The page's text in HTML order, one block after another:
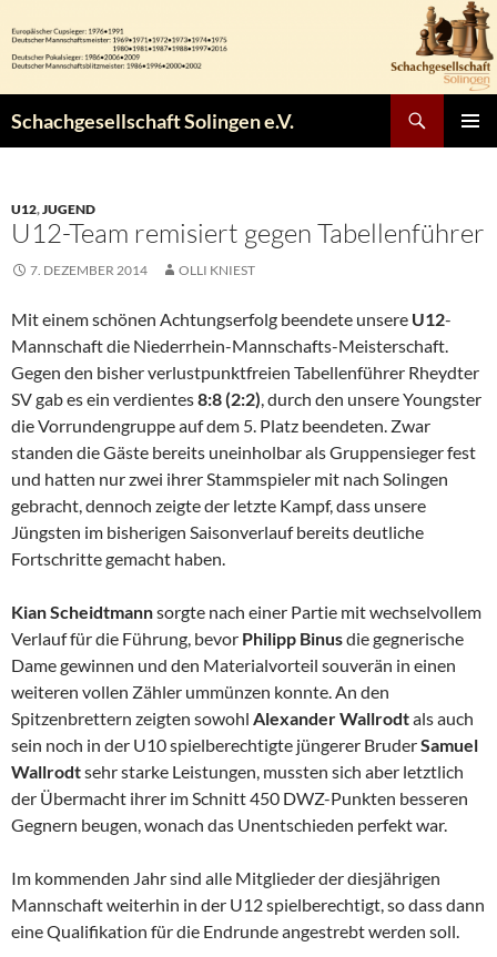
Inhalt
springen
Schachgesellschaft Solingen e.V.
U12,JUGEND
U12-Team remisiert gegen Tabellenführer
7. DEZEMBER 2014 OLLI KNIEST
Mit einem schönen Achtungserfolg beendete unsere U12-
Mannschaft die Niederrhein-Mannschafts-Meisterschaft.
Gegen den bisher verlustpunktfreien Tabellenführer Rheydter
SV gab es ein verdientes8:8 (2:2), durch den unsere Youngster
die Vorrundengruppe auf dem 5. Platz beendeten. Zwar
standen die Gäste bereits uneinholbar als Gruppensieger fest
und hatten nur zwei ihrer Stammspieler mit nach Solingen
gebracht, dennoch zeigte der letzte Kampf, dass unsere
Jüngsten im bisherigen Saisonverlauf bereits deutliche
Fortschritte gemacht haben.
Kian Scheidtmannsorgte nach einer Partie mit wechselvollem
Verlauf für die Führung, bevor Philipp Binusdie gegnerische
Dame gewinnen und den Materialvorteil souverän in einen
weiteren vollen Zähler ummünzen konnte. An den
Spitzenbrettern zeigten sowohl Alexander Wallrodtals auch
sein noch in der U10 spielberechtigte jüngerer BruderSamuel
Wallrodtsehr starke Leistungen, mussten sich aber letztlich
der Übermacht ihrer im Schnitt 450 DWZ-Punkten besseren
Gegnern beugen, wonach das Unentschieden perfekt war.
Im kommenden Jahr sind alle Mitglieder der diesjährigen
Mannschaft weiterhin in der U12 spielberechtigt, so dass dann
eine Qualifikation für die Endrunde angestrebt werden soll.